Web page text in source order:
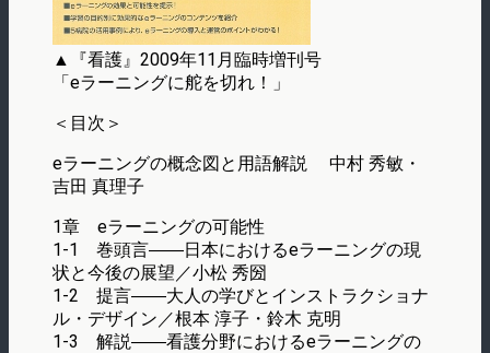
▲『看護』2009年11月臨時増刊号
「eラーニングに舵を切れ！」
＜目次＞
eラーニングの概念図と用語解説 中村 秀敏・
吉田 真理子
1章 eラーニングの可能性
1-1 巻頭言――日本におけるeラーニングの現
状と今後の展望／小松 秀圀
1-2 提言――大人の学びとインストラクショナ
ル・デザイン／根本 淳子・鈴木 克明
1-3 解説――看護分野におけるeラーニングの